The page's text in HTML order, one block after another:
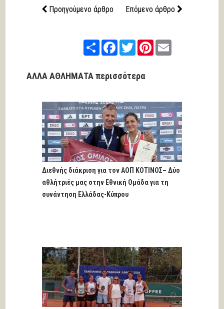
Προηγούμενο άρθρο Επόμενο άρθρο
ShareFacebook
TwitterPinterestEmail
ΑΛΛΑ ΑΘΛΗΜΑΤΑ περισσότερα
Διεθνής διάκριση για τον ΑΟΠ ΚΟΤΙΝΟΣ– Δύο
αθλήτριές μας στην Εθνική Ομάδα για τη
συνάντηση Ελλάδας-Κύπρου